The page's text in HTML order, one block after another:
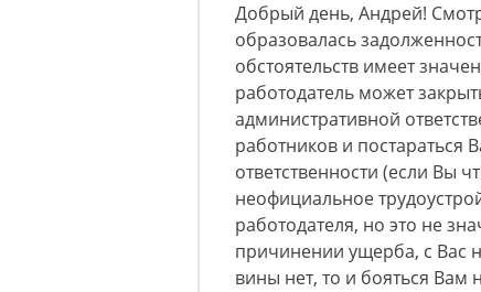
Добрый день, Андрей!
образовалась
обстоятельств имеет
работодатель может
административной
работников и постараться
ответственности (если Вы
неофициальное
работодателя, но это не
причинении ущерба, с Вас
вины нет, то и бояться Вам